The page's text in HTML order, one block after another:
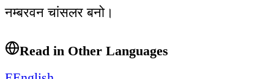
नम्बरवन चांसलर बनो।
Read in Other Languages